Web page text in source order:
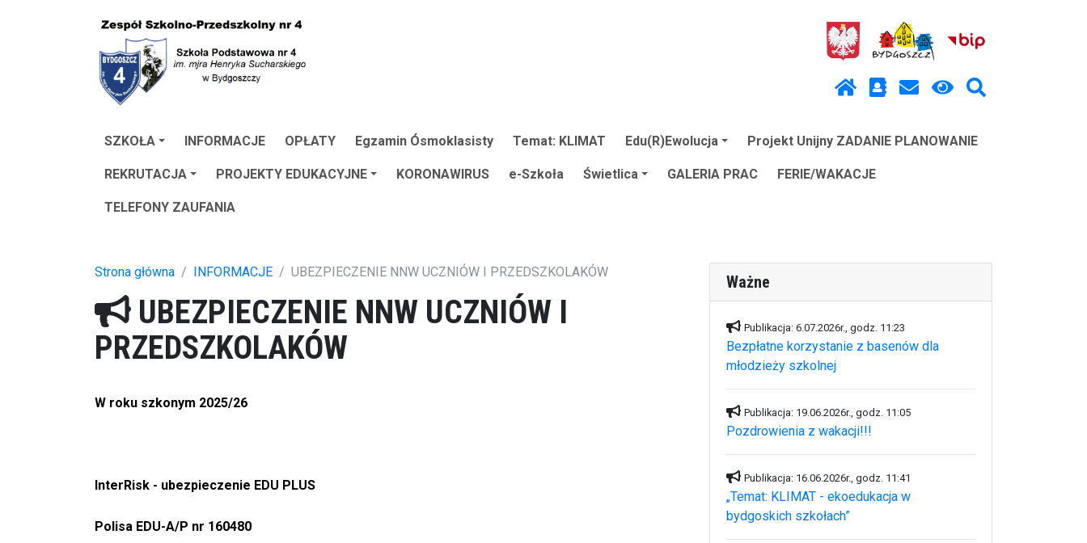
SZKOŁA INFORMACJE OPŁATY Egzamin Ósmoklasisty Temat: KLIMAT Edu(R)Ewolucja Projekt Unijny ZADANIE PLANOWANIE
REKRUTACJA PROJEKTY EDUKACYJNE KORONAWIRUS e-Szkoła Świetlica GALERIA PRAC FERIE/WAKACJE
TELEFONY ZAUFANIA
Strona główna INFORMACJE UBEZPIECZENIE NNW UCZNIÓW I PRZEDSZKOLAKÓW
UBEZPIECZENIE NNW UCZNIÓW I
PRZEDSZKOLAKÓW
W roku szkonym 2025/26
InterRisk - ubezpieczenie EDU PLUS
Polisa EDU-A/P nr 160480
Ważne
Publikacja: 6.07.2026r., godz. 11:23
Bezpłatne korzystanie z basenów dla
młodzieży szkolnej
Publikacja: 19.06.2026r., godz. 11:05
Pozdrowienia z wakacji!!!
Publikacja: 16.06.2026r., godz. 11:41
„Temat: KLIMAT - ekoedukacja w
bydgoskich szkołach”